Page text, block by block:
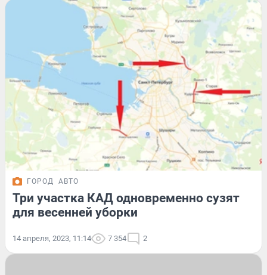
ГОРОД АВТО
Три участка КАД одновременно сузят
для весенней уборки
14 апреля, 2023, 11:14 7 354 2